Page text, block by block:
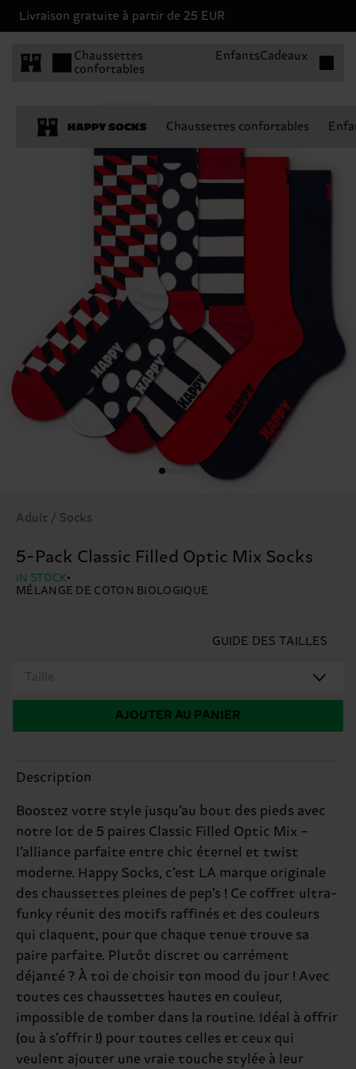
Livraison gratuite à partir de 25 EUR
Chaussettes
confortables
EnfantsCadeaux
Chaussettes confortables
Adult / Socks
5-Pack Classic Filled Optic Mix Socks
IN STOCK
MÉLANGE DE COTON BIOLOGIQUE
GUIDE DES TAILLES
Taille
AJOUTER AU PANIER
Description
Boostez votre style jusqu’au bout des pieds avec
notre lot de 5 paires Classic Filled Optic Mix –
l’alliance parfaite entre chic éternel et twist
moderne. Happy Socks, c’est LA marque originale
des chaussettes pleines de pep’s ! Ce coffret ultra-
funky réunit des motifs raffinés et des couleurs
qui claquent, pour que chaque tenue trouve sa
paire parfaite. Plutôt discret ou carrément
déjanté ? À toi de choisir ton mood du jour ! Avec
toutes ces chaussettes hautes en couleur,
impossible de tomber dans la routine. Idéal à offrir
(ou à s’offrir !) pour toutes celles et ceux qui
veulent ajouter une vraie touche stylée à leur